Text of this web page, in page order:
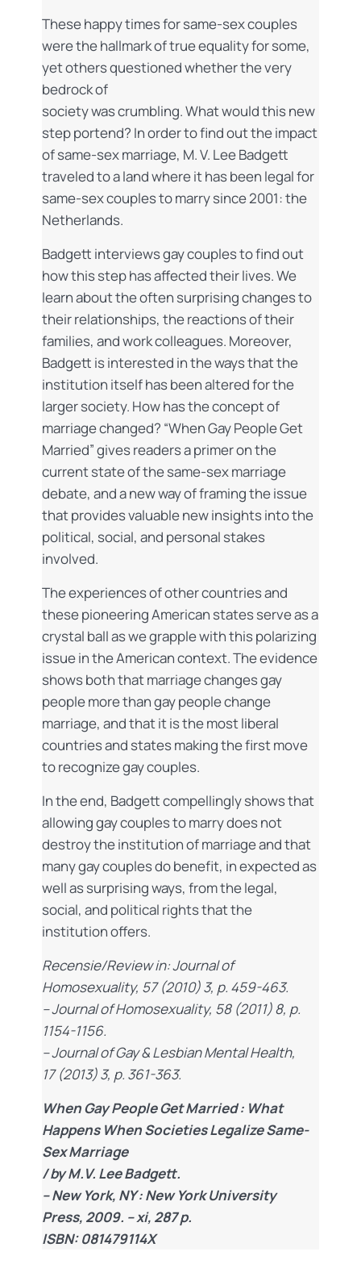
These happy times for same-sex couples
were the hallmark of true equality for some,
yet others questioned whether the very
bedrock of
society was crumbling. What would this new
step portend? In order to find out the impact
of same-sex marriage, M. V. Lee Badgett
traveled to a land where it has been legal for
same-sex couples to marry since 2001: the
Netherlands.
Badgett interviews gay couples to find out
how this step has affected their lives. We
learn about the often surprising changes to
their relationships, the reactions of their
families, and work colleagues. Moreover,
Badgett is interested in the ways that the
institution itself has been altered for the
larger society. How has the concept of
marriage changed? “When Gay People Get
Married” gives readers a primer on the
current state of the same-sex marriage
debate, and a new way of framing the issue
that provides valuable new insights into the
political, social, and personal stakes
involved.
The experiences of other countries and
these pioneering American states serve as a
crystal ball as we grapple with this polarizing
issue in the American context. The evidence
shows both that marriage changes gay
people more than gay people change
marriage, and that it is the most liberal
countries and states making the first move
to recognize gay couples.
In the end, Badgett compellingly shows that
allowing gay couples to marry does not
destroy the institution of marriage and that
many gay couples do benefit, in expected as
well as surprising ways, from the legal,
social, and political rights that the
institution offers.
Recensie/Review in: Journal of
Homosexuality, 57 (2010) 3, p. 459-463.
– Journal of Homosexuality, 58 (2011) 8, p.
1154-1156.
– Journal of Gay & Lesbian Mental Health,
17 (2013) 3, p. 361-363.
When Gay People Get Married : What
Happens When Societies Legalize Same-
Sex Marriage
/ by M.V. Lee Badgett.
– New York, NY : New York University
Press, 2009. – xi, 287 p.
ISBN: 081479114X